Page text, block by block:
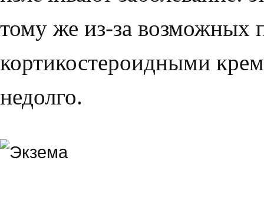
тому же из-за возможных
кортикостероидными
недолго.